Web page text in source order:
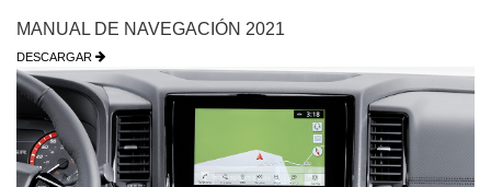
MANUAL DE NAVEGACIÓN 2021
DESCARGAR